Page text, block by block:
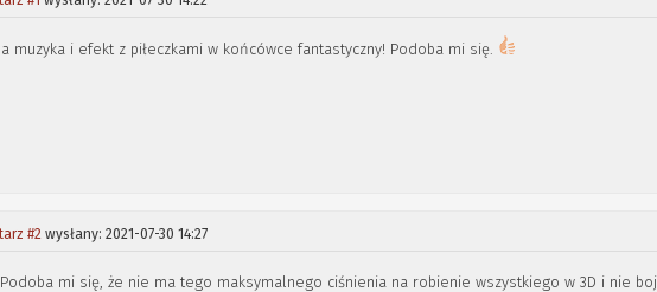
muzyka i efekt z piłeczkami w końcówce fantastyczny! Podoba mi się.
#2 wysłany: 2021-07-30 14:27
Podoba mi się, że nie ma tego maksymalnego ciśnienia na robienie wszystkiego w 3D i nie